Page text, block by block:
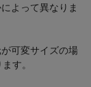
よって異なりま
可変サイズの場
す。